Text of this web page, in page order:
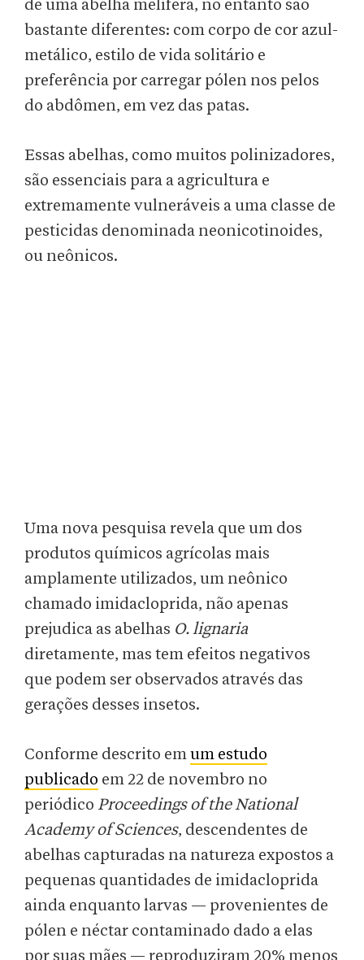
de uma abelha melífera, no entanto são
bastante diferentes: com corpo de cor azul-
metálico, estilo de vida solitário e
preferência por carregar pólen nos pelos
do abdômen, em vez das patas.
Essas abelhas, como muitos polinizadores,
são essenciais para a agricultura e
extremamente vulneráveis a uma classe de
pesticidas denominada neonicotinoides,
ou neônicos.
Uma nova pesquisa revela que um dos
produtos químicos agrícolas mais
amplamente utilizados, um neônico
chamado imidacloprida, não apenas
prejudica as abelhas O. lignaria
diretamente, mas tem efeitos negativos
que podem ser observados através das
gerações desses insetos.
Conforme descrito emum estudo
publicado em 22 de novembro no
periódico Proceedings of the National
Academy of Sciences, descendentes de
abelhas capturadas na natureza expostos a
pequenas quantidades de imidacloprida
ainda enquanto larvas — provenientes de
pólen e néctar contaminado dado a elas
por suas mães — reproduziram 20% menos